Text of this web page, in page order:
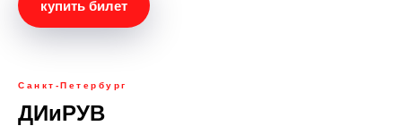
купить билет
Санкт-Петербург
ДИиРУВ